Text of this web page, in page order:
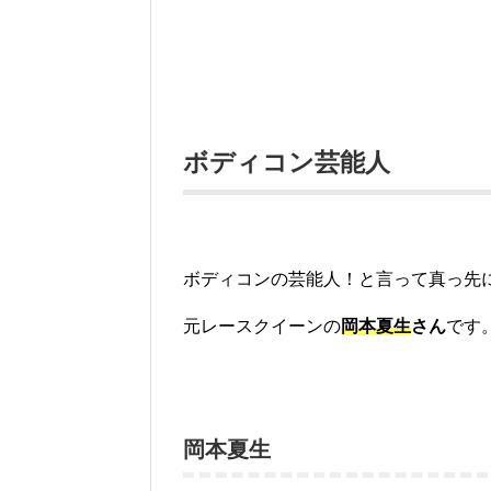
ボディコン芸能人
ボディコンの芸能人！と言って真っ先
元レースクイーンの岡本夏生さんです。
岡本夏生